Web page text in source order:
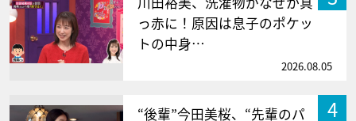
っ赤に！原因は息子のポケッ
トの中身…
2026.08.05
4
“後輩”今田美桜、“先輩のパ